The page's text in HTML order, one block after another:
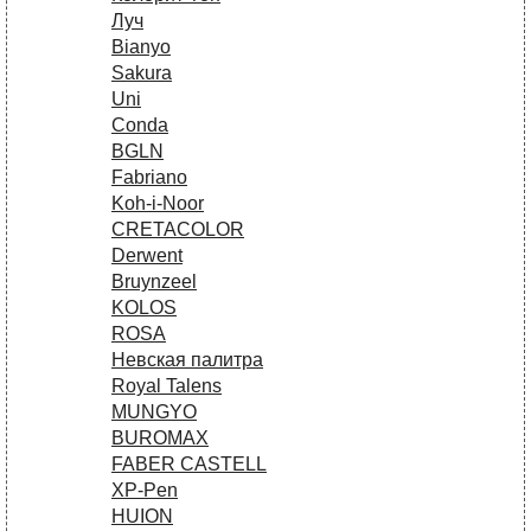
Луч
Bianyo
Sakura
Uni
Conda
BGLN
Fabriano
Koh-i-Noor
CRETACOLOR
Derwent
Bruynzeel
KOLOS
ROSA
Невская палитра
Royal Talens
MUNGYO
BUROMAX
FABER CASTELL
XP-Pen
HUION